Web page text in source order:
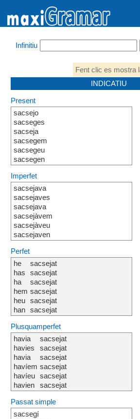
Infinitiu
Fent clic es mostra
INDICATIU
Present
sacsejo
sacseges
sacseja
sacsegem
sacsegeu
sacsegen
Imperfet
sacsejava
sacsejaves
sacsejava
sacsejàvem
sacsejàveu
sacsejaven
Perfet
he
has
ha
hem
heu
han
sacsejat
sacsejat
sacsejat
sacsejat
sacsejat
sacsejat
Plusquamperfet
havia
havies
havia
havíem
havíeu
havien
sacsejat
sacsejat
sacsejat
sacsejat
sacsejat
sacsejat
Passat simple
sacsegí